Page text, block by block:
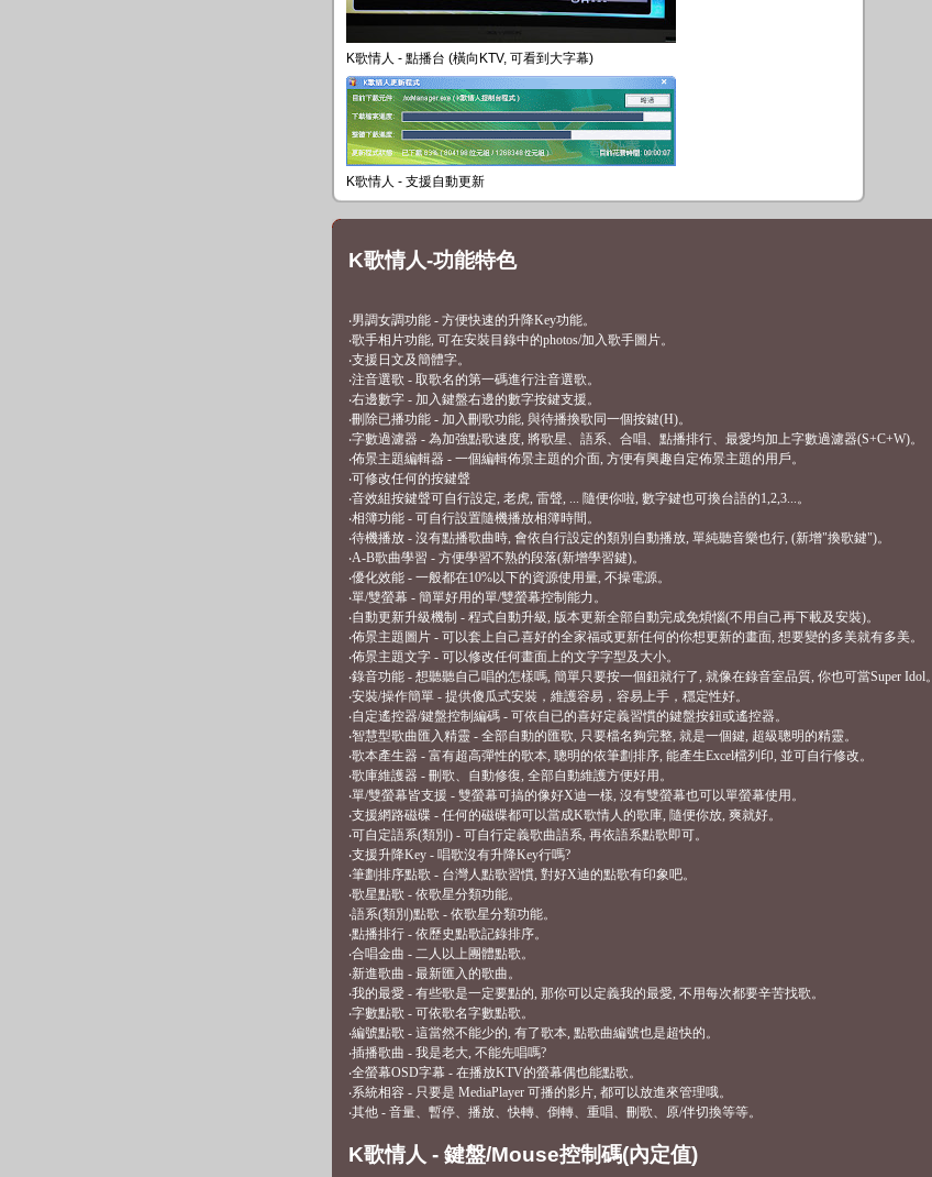
K歌情人 - 點播台 (橫向KTV, 可看到大字幕)
K歌情人 - 支援自動更新
K歌情人-功能特色
‧男調女調功能 - 方便快速的升降Key功能。
‧歌手相片功能, 可在安裝目錄中的photos/加入歌手圖片。
‧支援日文及簡體字。
‧注音選歌 - 取歌名的第一碼進行注音選歌。
‧右邊數字 - 加入鍵盤右邊的數字按鍵支援。
‧刪除已播功能 - 加入刪歌功能, 與待播換歌同一個按鍵(H)。
‧字數過濾器 - 為加強點歌速度, 將歌星、語系、合唱、點播排行、最愛均加上字數過濾器(S+C+W)。
‧佈景主題編輯器 - 一個編輯佈景主題的介面, 方便有興趣自定佈景主題的用戶。
‧可修改任何的按鍵聲
‧音效組按鍵聲可自行設定, 老虎, 雷聲, ... 隨便你啦, 數字鍵也可換台語的1,2,3...。
‧相簿功能 - 可自行設置隨機播放相簿時間。
‧待機播放 - 沒有點播歌曲時, 會依自行設定的類別自動播放, 單純聽音樂也行, (新增"換歌鍵")。
‧A-B歌曲學習 - 方便學習不熟的段落(新增學習鍵)。
‧優化效能 - 一般都在10%以下的資源使用量, 不操電源。
‧單/雙螢幕 - 簡單好用的單/雙螢幕控制能力。
‧自動更新升級機制 - 程式自動升級, 版本更新全部自動完成免煩惱(不用自己再下載及安裝)。
‧佈景主題圖片 - 可以套上自己喜好的全家福或更新任何的你想更新的畫面, 想要變的多美就有多美。
‧佈景主題文字 - 可以修改任何畫面上的文字字型及大小。
‧錄音功能 - 想聽聽自己唱的怎樣嗎, 簡單只要按一個鈕就行了, 就像在錄音室品質, 你也可當Super Idol。
‧安裝/操作簡單 - 提供傻瓜式安裝，維護容易，容易上手，穩定性好。
‧自定遙控器/鍵盤控制編碼 - 可依自已的喜好定義習慣的鍵盤按鈕或遙控器。
‧智慧型歌曲匯入精靈 - 全部自動的匯歌, 只要檔名夠完整, 就是一個鍵, 超級聰明的精靈。
‧歌本產生器 - 富有超高彈性的歌本, 聰明的依筆劃排序, 能產生Excel檔列印, 並可自行修改。
‧歌庫維護器 - 刪歌、自動修復, 全部自動維護方便好用。
‧單/雙螢幕皆支援 - 雙螢幕可搞的像好X迪一樣, 沒有雙螢幕也可以單螢幕使用。
‧支援網路磁碟 - 任何的磁碟都可以當成K歌情人的歌庫, 隨便你放, 爽就好。
‧可自定語系(類別) - 可自行定義歌曲語系, 再依語系點歌即可。
‧支援升降Key - 唱歌沒有升降Key行嗎?
‧筆劃排序點歌 - 台灣人點歌習慣, 對好X迪的點歌有印象吧。
‧歌星點歌 - 依歌星分類功能。
‧語系(類別)點歌 - 依歌星分類功能。
‧點播排行 - 依歷史點歌記錄排序。
‧合唱金曲 - 二人以上團體點歌。
‧新進歌曲 - 最新匯入的歌曲。
‧我的最愛 - 有些歌是一定要點的, 那你可以定義我的最愛, 不用每次都要辛苦找歌。
‧字數點歌 - 可依歌名字數點歌。
‧編號點歌 - 這當然不能少的, 有了歌本, 點歌曲編號也是超快的。
‧插播歌曲 - 我是老大, 不能先唱嗎?
‧全螢幕OSD字幕 - 在播放KTV的螢幕偶也能點歌。
‧系統相容 - 只要是 MediaPlayer 可播的影片, 都可以放進來管理哦。
‧其他 - 音量、暫停、播放、快轉、倒轉、重唱、刪歌、原/伴切換等等。
K歌情人 - 鍵盤/Mouse控制碼(內定值)